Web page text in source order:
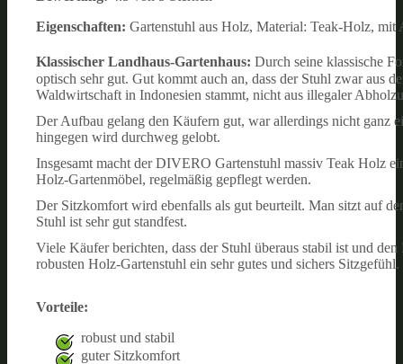
Eigenschaften: Gartenstuhl aus Holz, Material: Teak-Holz,
Klassischer Landhaus-Gartenhaus: Durch seine klassische
optisch sehr gut. Gut kommt auch an, dass der Stuhl zwar aus
Waldwirtschaft in Indonesien stammt, nicht aus illegaler
Der Aufbau gelang den Käufern gut, war allerdings nicht ganz
hingegen wird durchweg gelobt.
Insgesamt macht der DIVERO Gartenstuhl massiv Teak Holz
Holz-Gartenmöbel, regelmäßig gepflegt werden.
Der Sitzkomfort wird ebenfalls als gut beurteilt. Man sitzt auf
Stuhl ist sehr gut standfest.
Viele Käufer berichten, dass der Stuhl überaus stabil ist und
robusten Holz-Gartenstuhl ein sehr gutes und sichers Sitzgefühl.
Vorteile:
robust und stabil
guter Sitzkomfort